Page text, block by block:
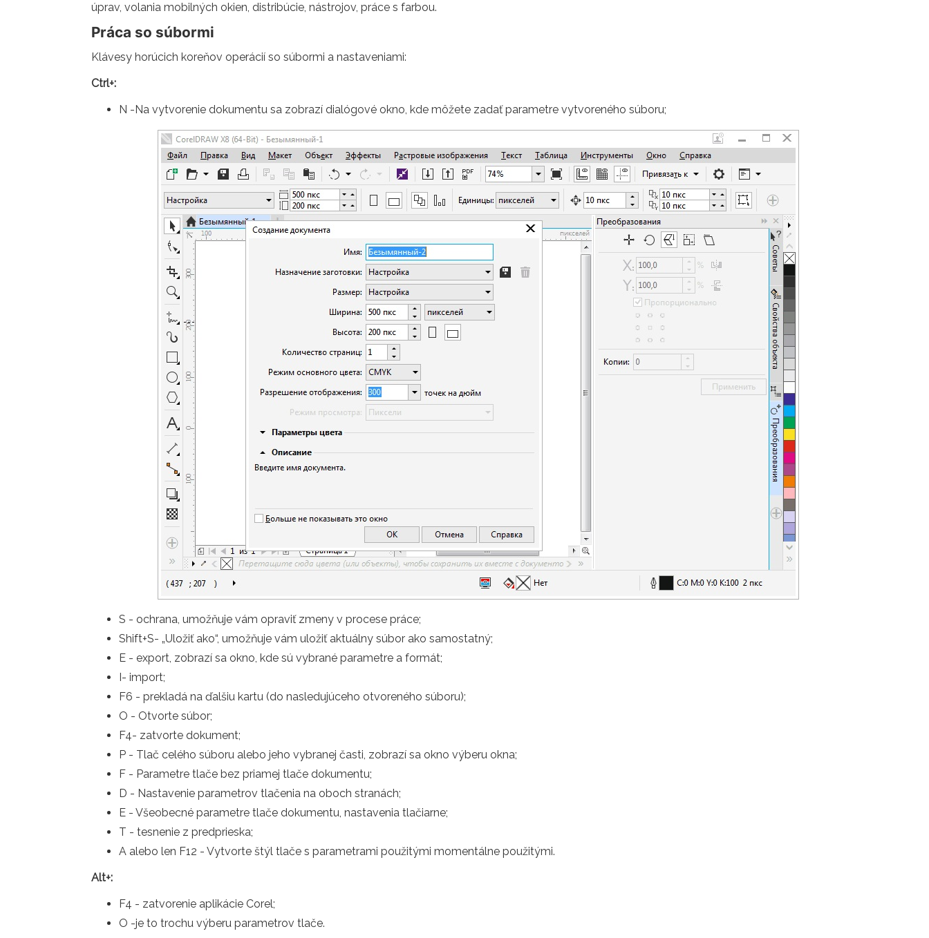
úprav, volania mobilných okien, distribúcie, nástrojov, práce s farbou.
Práca so súbormi
Klávesy horúcich koreňov operácií so súbormi a nastaveniami:
Ctrl+:
N -Na vytvorenie dokumentu sa zobrazí dialógové okno, kde môžete zadať parametre vytvoreného súboru;
S - ochrana, umožňuje vám opraviť zmeny v procese práce;
Shift+S- „Uložiť ako“, umožňuje vám uložiť aktuálny súbor ako samostatný;
E - export, zobrazí sa okno, kde sú vybrané parametre a formát;
I- import;
F6 - prekladá na ďalšiu kartu (do nasledujúceho otvoreného súboru);
O - Otvorte súbor;
F4- zatvorte dokument;
P - Tlač celého súboru alebo jeho vybranej časti, zobrazí sa okno výberu okna;
F - Parametre tlače bez priamej tlače dokumentu;
D - Nastavenie parametrov tlačenia na oboch stranách;
E - Všeobecné parametre tlače dokumentu, nastavenia tlačiarne;
T - tesnenie z predprieska;
A alebo len F12 - Vytvorte štýl tlače s parametrami použitými momentálne použitými.
Alt+:
F4 - zatvorenie aplikácie Corel;
O -je to trochu výberu parametrov tlače.